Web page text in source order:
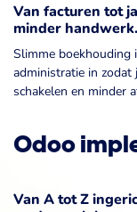
Van facturen tot
minder handwerk.
Slimme boekhouding
administratie in
schakelen en minder
Odoo
Van A tot Z